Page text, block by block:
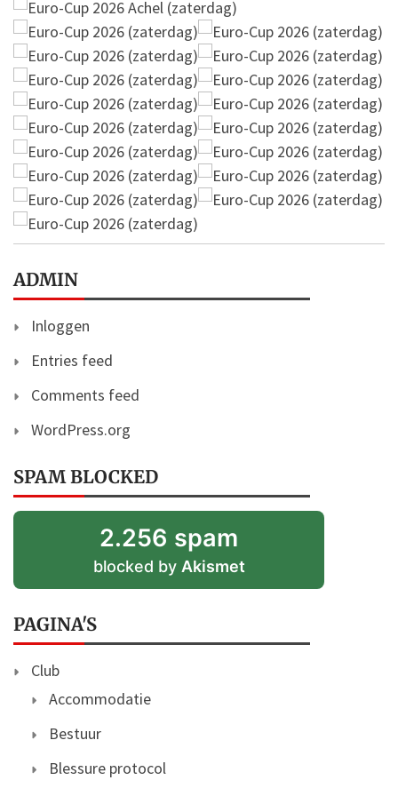
ADMIN
Inloggen
Entries feed
Comments feed
WordPress.org
SPAM BLOCKED
2.256 spam
blocked by Akismet
PAGINA'S
Club
Accommodatie
Bestuur
Blessure protocol